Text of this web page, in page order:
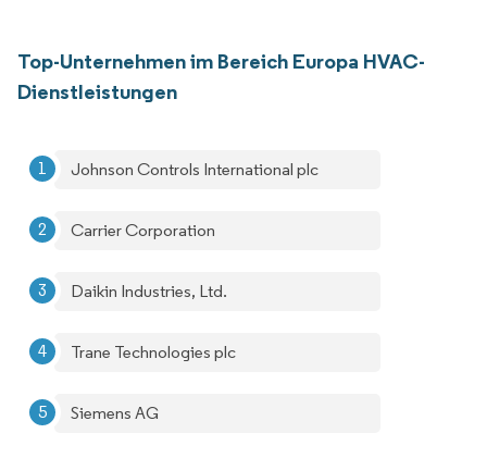
Top-Unternehmen im Bereich Europa HVAC-
Dienstleistungen
Johnson Controls International plc
Carrier Corporation
Daikin Industries, Ltd.
Trane Technologies plc
Siemens AG